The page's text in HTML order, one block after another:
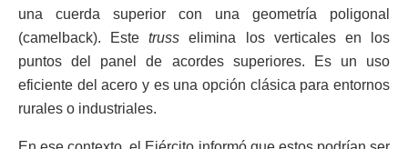
una cuerda superior con una geometría poligonal
(camelback). Estetruss elimina los verticales en los
puntos del panel de acordes superiores. Es un uso
eficiente del acero y es una opción clásica para entornos
rurales o industriales.